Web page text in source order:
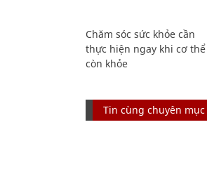
Chăm sóc sức khỏe cần
thực hiện ngay khi cơ thể
còn khỏe
Tin cùng chuyên mục